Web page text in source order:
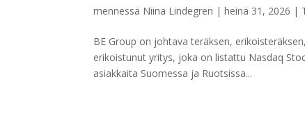
mennessä Niina Lindegren |heinä 31, 2026 |
BE Group on johtava teräksen,
erikoistunut yritys, joka on listattu Nasdaq
asiakkaita Suomessa ja Ruotsissa...